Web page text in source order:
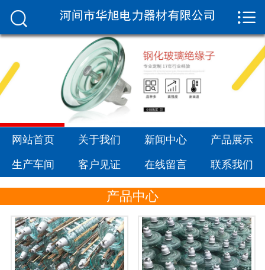
 网站首页
新闻中心
生产车间
客户见证
联系我们


网站首页 关于我们 新闻中心 产品展示
生产车间 客户见证 在线留言 联系我们
产品中心